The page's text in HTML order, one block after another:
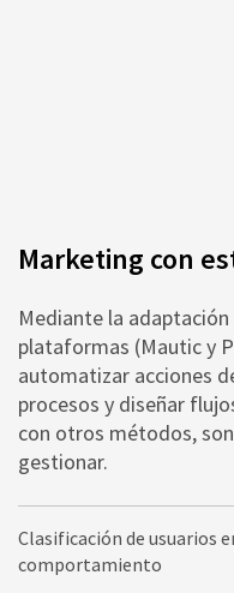
Marketing con
Mediante la
plataformas (Mautic y
automatizar acciones
procesos y diseñar
con otros métodos,
gestionar.
Clasificación de usuarios
comportamiento